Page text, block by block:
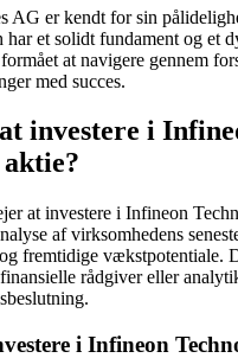
AG er kendt for sin
et solidt fundament og et
at navigere gennem
med succes.
investere i
aktie?
at investere i Infineon
af virksomhedens
fremtidige vækstpotentiale.
rådgiver eller
i Infineon